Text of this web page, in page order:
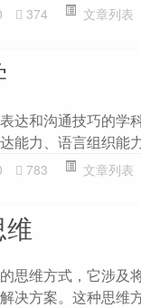
374 文章列表
达和沟通技巧的学
能力、语言组织能
783 文章列表
思维方式，它涉及
决方案。这种思维